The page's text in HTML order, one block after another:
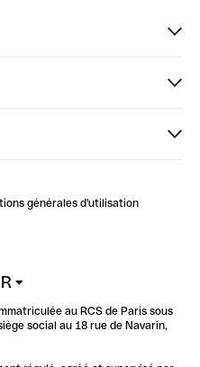
générales d'utilisation
au RCS de Paris sous
social au 18 rue de Navarin,